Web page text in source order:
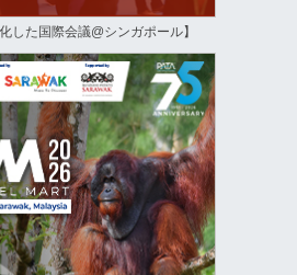
した国際会議@シンガポール】